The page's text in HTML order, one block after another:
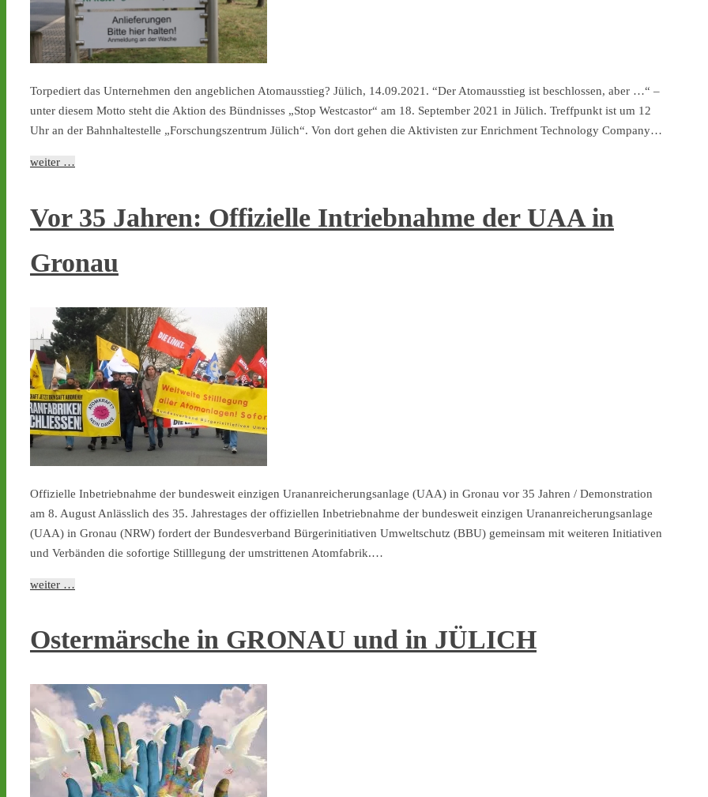
Torpediert das Unternehmen den angeblichen Atomausstieg? Jülich, 14.09.2021. “Der Atomausstieg ist beschlossen, aber …“ –
unter diesem Motto steht die Aktion des Bündnisses „Stop Westcastor“ am 18. September 2021 in Jülich. Treffpunkt ist um 12
Uhr an der Bahnhaltestelle „Forschungszentrum Jülich“. Von dort gehen die Aktivisten zur Enrichment Technology Company…
weiter …
Vor 35 Jahren: Offizielle Intriebnahme der UAA in
Gronau
Offizielle Inbetriebnahme der bundesweit einzigen Urananreicherungsanlage (UAA) in Gronau vor 35 Jahren / Demonstration
am 8. August Anlässlich des 35. Jahrestages der offiziellen Inbetriebnahme der bundesweit einzigen Urananreicherungsanlage
(UAA) in Gronau (NRW) fordert der Bundesverband Bürgerinitiativen Umweltschutz (BBU) gemeinsam mit weiteren Initiativen
und Verbänden die sofortige Stilllegung der umstrittenen Atomfabrik.…
weiter …
Ostermärsche in GRONAU und in JÜLICH